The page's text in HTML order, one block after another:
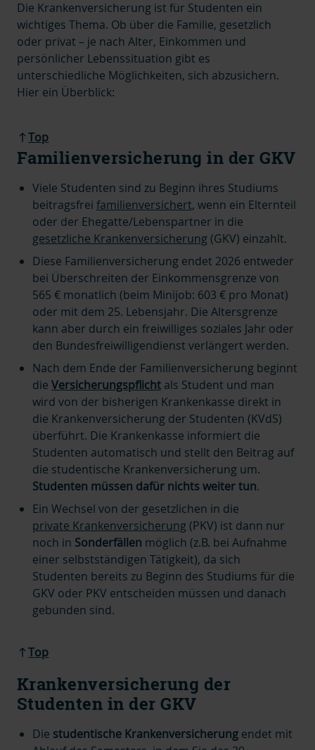
Die Krankenversicherung ist für Studenten ein
wichtiges Thema. Ob über die Familie, gesetzlich
oder privat – je nach Alter, Einkommen und
persönlicher Lebenssituation gibt es
unterschiedliche Möglichkeiten, sich abzusichern.
Hier ein Überblick:
Top
Familienversicherung in der GKV
Viele Studenten sind zu Beginn ihres Studiums
beitragsfrei familienversichert, wenn ein Elternteil
oder der Ehegatte/Lebenspartner in die
gesetzliche Krankenversicherung (GKV) einzahlt.
Diese Familienversicherung endet 2026 entweder
bei Überschreiten der Einkommensgrenze von
565 € monatlich (beim Minijob: 603 € pro Monat)
oder mit dem 25. Lebensjahr. Die Altersgrenze
kann aber durch ein freiwilliges soziales Jahr oder
den Bundesfreiwilligendienst verlängert werden.
Nach dem Ende der Familienversicherung beginnt
die Versicherungspflicht als Student und man
wird von der bisherigen Krankenkasse direkt in
die Krankenversicherung der Studenten (KVdS)
überführt. Die Krankenkasse informiert die
Studenten automatisch und stellt den Beitrag auf
die studentische Krankenversicherung um.
Studenten müssen dafür nichts weiter tun.
Ein Wechsel von der gesetzlichen in die
private Krankenversicherung (PKV) ist dann nur
noch in Sonderfällen möglich (z.B. bei Aufnahme
einer selbstständigen Tätigkeit), da sich
Studenten bereits zu Beginn des Studiums für die
GKV oder PKV entscheiden müssen und danach
gebunden sind.
Top
Krankenversicherung der
Studenten in der GKV
Die studentische Krankenversicherung endet mit